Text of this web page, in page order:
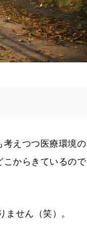
えつつ医療環境の
こからきているので
せん（笑）。